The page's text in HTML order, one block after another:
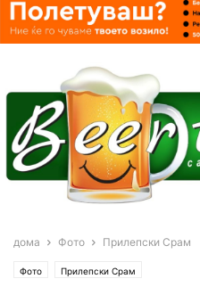
дома Фото Прилепски Срам
Фото Прилепски Срам